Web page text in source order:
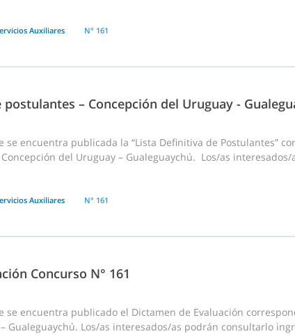
Auxiliares N° 161
– Concepción del Uruguay -
se encuentra publicada la “Lista Definitiva de Postulantes”
del Uruguay – Gualeguaychú. Los/as
Auxiliares N° 161
Concurso N° 161
se encuentra publicado el Dictamen de Evaluación
Gualeguaychú. Los/as interesados/as podrán consultarlo